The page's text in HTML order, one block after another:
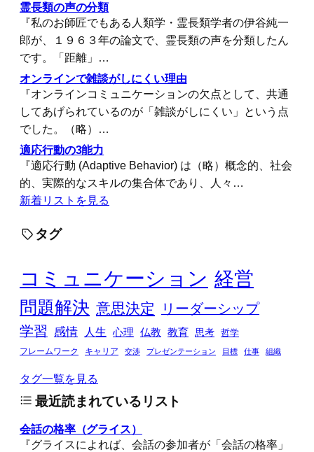
霊長類の声の分類
『私のお師匠でもある人類学・霊長類学者の伊谷純一
郎が、１９６３年の論文で、霊長類の声を分類したん
です。「距離」…
オンラインで雑談がしにくい理由
『オンラインコミュニケーションの欠点として、共通
してあげられているのが「雑談がしにくい」という点
でした。（略）…
適応行動の3能力
『適応行動 (Adaptive Behavior) は（略）概念的、社会
的、実際的なスキルの集合体であり、人々…
新着リストを見る
タグ
コミュニケーション 経営
問題解決 意思決定
リーダーシップ
学習
感情 人生 心理 仏教 教育 思考
哲学
フレームワーク
キャリア 交渉 プレゼンテーション 目標 仕事 組織
タグ一覧を見る
最近読まれているリスト
会話の格率（グライス）
『グライスによれば、会話の参加者が「会話の格率」